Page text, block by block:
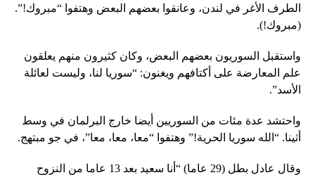
الطرف الأغر في لندن، وعانقوا بعضهم البعض وهتفوا “مبروك!”.
(مبروك!).
واستقبل السوريون بعضهم البعض، وكان كثيرون منهم يعلقون
علم المعارضة على أكتافهم ويغنون: “سوريا لنا، وليست لعائلة
الأسد”.
واحتشد عدة مئات من السوريين أيضا خارج البرلمان في وسط
أثينا. “الله سوريا الحرية!” وهتفوا “معا، معا، معا”، في جو مبتهج.
وقال عادل بطل (29 عاما) “أنا سعيد بعد 13 عاما من النزوح